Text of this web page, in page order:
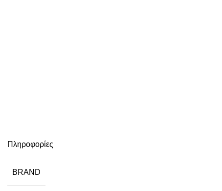
Στερέωση
Σίτες Οδοσήμανσης
Πληροφορίες
BRAND